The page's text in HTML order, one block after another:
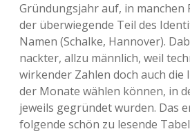
Gründungsjahr auf, in manchen
der überwiegende Teil des
Namen (Schalke, Hannover).
nackter, allzu männlich, weil
wirkender Zahlen doch auch die
der Monate wählen können, in
jeweils gegründet wurden. Das
folgende schön zu lesende